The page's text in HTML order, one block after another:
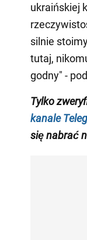
ukraińskiej
silnie
tutaj,
godny" -
Tylko
kanale
się nabrać